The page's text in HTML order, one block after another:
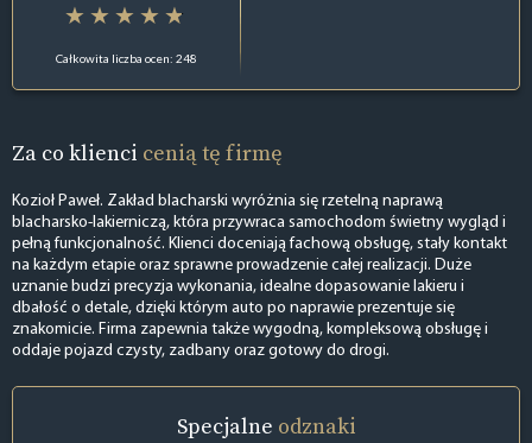
Całkowita liczba ocen: 248
Za co klienci cenią tę firmę
Kozioł Paweł. Zakład blacharski wyróżnia się rzetelną naprawą
blacharsko-lakierniczą, która przywraca samochodom świetny wygląd i
pełną funkcjonalność. Klienci doceniają fachową obsługę, stały kontakt
na każdym etapie oraz sprawne prowadzenie całej realizacji. Duże
uznanie budzi precyzja wykonania, idealne dopasowanie lakieru i
dbałość o detale, dzięki którym auto po naprawie prezentuje się
znakomicie. Firma zapewnia także wygodną, kompleksową obsługę i
oddaje pojazd czysty, zadbany oraz gotowy do drogi.
Specjalne odznaki